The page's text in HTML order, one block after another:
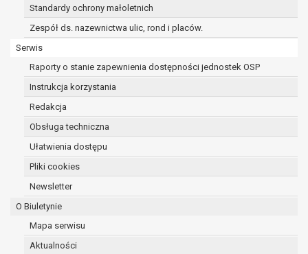
Standardy ochrony małoletnich
Zespół ds. nazewnictwa ulic, rond i placów.
Serwis
Raporty o stanie zapewnienia dostępności jednostek OSP
Instrukcja korzystania
Redakcja
Obsługa techniczna
Ułatwienia dostępu
Pliki cookies
Newsletter
O Biuletynie
Mapa serwisu
Aktualności
dotyczą, sprzeciwia się usunięciu
danych, żądając w zamian ich
ograniczenia,
danych dla swoich celów, ale osoba,
której dane dotyczą, potrzebuje ich do
ustalenia, obrony lub dochodzenia
roszczeń,
osoba, której dane dotyczą, wniosła
sprzeciw wobec przetwarzania
danych - do czasu ustalenia czy
prawnie uzasadnione podstawy po
podstawie art. 20 RODO, w przypadku gdy